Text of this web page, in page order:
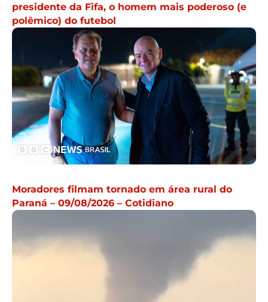
presidente da Fifa, o homem mais poderoso (e
polêmico) do futebol
Moradores filmam tornado em área rural do
Paraná – 09/08/2026 – Cotidiano